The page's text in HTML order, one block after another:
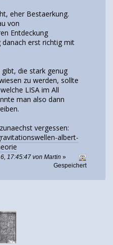
eher Bestaerkung.
von
Entdeckung
erst richtig mit
die stark genug
zu werden, sollte
LISA im All
man also dann
vergessen:
albert-
17:45:47 von Martin »
Gespeichert